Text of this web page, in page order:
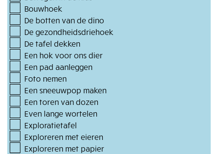
Bouwhoek
De botten van de dino
De gezondheidsdriehoek
De tafel dekken
Een hok voor ons dier
Een pad aanleggen
Foto nemen
Een sneeuwpop maken
Een toren van dozen
Even lange wortelen
Exploratietafel
Exploreren met eieren
Exploreren met papier